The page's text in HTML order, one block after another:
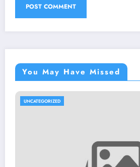
You May Have Missed
UNCATEGORIZED